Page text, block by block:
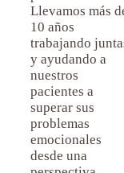
Llevamos más
10 años
trabajando
y ayudando a
nuestros
pacientes a
superar sus
problemas
emocionales
desde una